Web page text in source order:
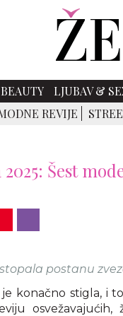
BEAUTY LJUBAV &
REVIJE
2025: Šest
postanu
je konačno stigla, i